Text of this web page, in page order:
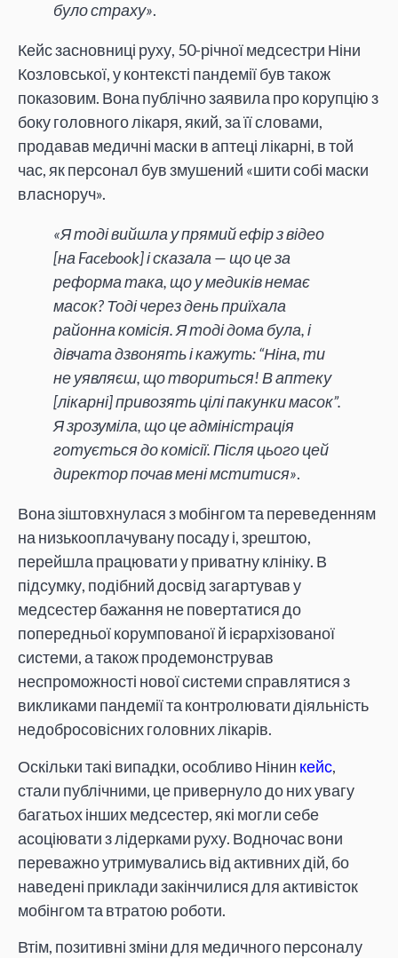
було страху».
Кейс засновниці руху, 50-річної медсестри Ніни
Козловської, у контексті пандемії був також
показовим. Вона публічно заявила про корупцію з
боку головного лікаря, який, за її словами,
продавав медичні маски в аптеці лікарні, в той
час, як персонал був змушений «шити собі маски
власноруч».
«Я тоді вийшла у прямий ефір з відео
[на Facebook] і сказала — що це за
реформа така, що у медиків немає
масок? Тоді через день приїхала
районна комісія. Я тоді дома була, і
дівчата дзвонять і кажуть: “Ніна, ти
не уявляєш, що твориться! В аптеку
[лікарні] привозять цілі пакунки масок”.
Я зрозуміла, що це адміністрація
готується до комісії. Після цього цей
директор почав мені мститися».
Вона зіштовхнулася з мобінгом та переведенням
на низькооплачувану посаду і, зрештою,
перейшла працювати у приватну клініку. В
підсумку, подібний досвід загартував у
медсестер бажання не повертатися до
попередньої корумпованої й ієрархізованої
системи, а також продемонстрував
неспроможності нової системи справлятися з
викликами пандемії та контролювати діяльність
недобросовісних головних лікарів.
Оскільки такі випадки, особливо Нінин кейс,
стали публічними, це привернуло до них увагу
багатьох інших медсестер, які могли себе
асоціювати з лідерками руху. Водночас вони
переважно утримувались від активних дій, бо
наведені приклади закінчилися для активісток
мобінгом та втратою роботи.
Втім, позитивні зміни для медичного персоналу